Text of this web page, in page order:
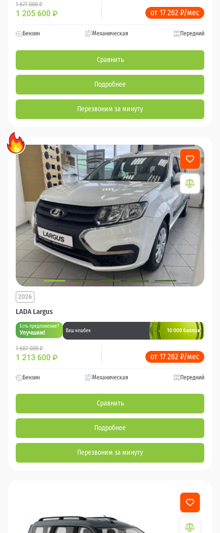
1 677 000 ₽
1 205 600 ₽ от 17 262 ₽/мес
Бензин Механическая Передний
Сравнить
Подробнее
Перезвоним за минуту
LADA Largus
2026
Есть предложение?
Улучшим! Ваш кешбек 10 000 баллов
1 687 000 ₽
1 213 600 ₽ от 17 262 ₽/мес
Бензин Механическая Передний
Сравнить
Подробнее
Перезвоним за минуту